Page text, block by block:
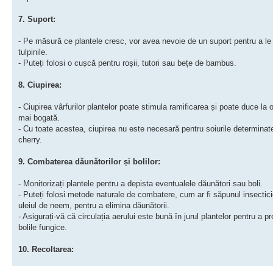
7. Suport:
- Pe măsură ce plantele cresc, vor avea nevoie de un suport pentru a
tulpinile.
- Puteți folosi o cușcă pentru roșii, tutori sau bețe de bambus.
8. Ciupirea:
- Ciupirea vârfurilor plantelor poate stimula ramificarea și poate duce la
mai bogată.
- Cu toate acestea, ciupirea nu este necesară pentru soiurile
cherry.
9. Combaterea dăunătorilor și bolilor:
- Monitorizați plantele pentru a depista eventualele dăunători sau boli.
- Puteți folosi metode naturale de combatere, cum ar fi săpunul
uleiul de neem, pentru a elimina dăunătorii.
- Asigurați-vă că circulația aerului este bună în jurul plantelor pentru a
bolile fungice.
10. Recoltarea: